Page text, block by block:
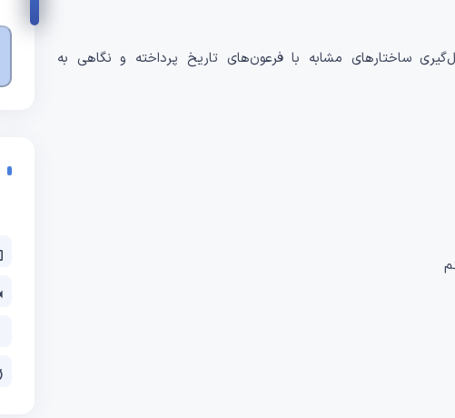
ساختارهای مشابه با فرعون‌های تاریخ پرداخته و نگاهی به